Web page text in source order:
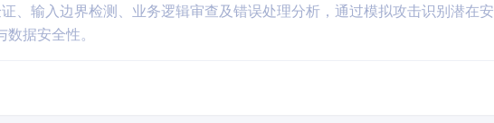
、输入边界检测、业务逻辑审查及错误处理分析，通过模拟攻击识别潜在安
据安全性。